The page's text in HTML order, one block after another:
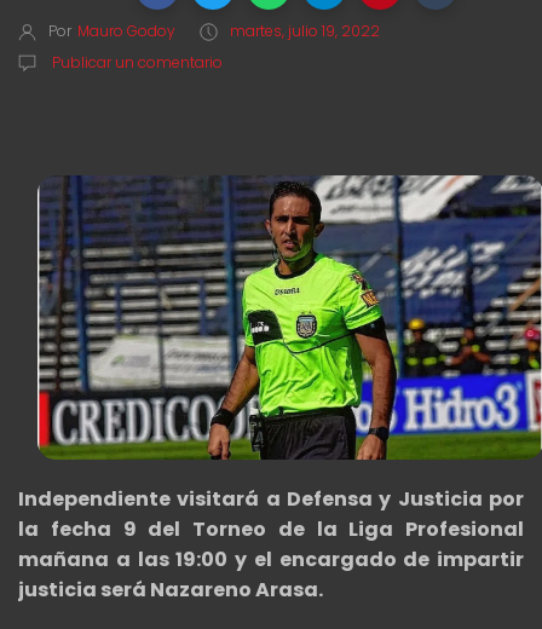
Por Mauro Godoy
martes, julio 19, 2022
Publicar un comentario
Independiente visitará a Defensa y Justicia por
la fecha 9 del Torneo de la Liga Profesional
mañana a las 19:00 y el encargado de impartir
justicia será Nazareno Arasa.